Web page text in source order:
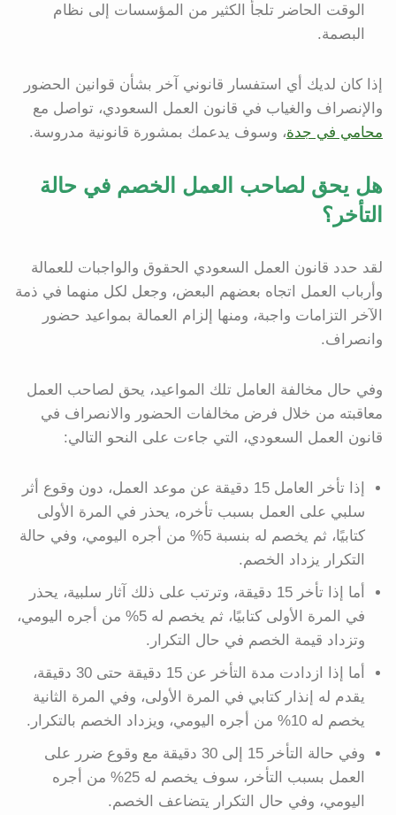
الوقت الحاضر تلجأ الكثير من المؤسسات إلى نظام
البصمة.
إذا كان لديك أي استفسار قانوني آخر بشأن قوانين الحضور
والإنصراف والغياب في قانون العمل السعودي، تواصل مع
محامي في جدة، وسوف يدعمك بمشورة قانونية مدروسة.
هل يحق لصاحب العمل الخصم في حالة
التأخر؟
لقد حدد قانون العمل السعودي الحقوق والواجبات للعمالة
وأرباب العمل اتجاه بعضهم البعض، وجعل لكل منهما في ذمة
الآخر التزامات واجبة، ومنها إلزام العمالة بمواعيد حضور
وانصراف.
وفي حال مخالفة العامل تلك المواعيد، يحق لصاحب العمل
معاقبته من خلال فرض مخالفات الحضور والانصراف في
قانون العمل السعودي، التي جاءت على النحو التالي:
إذا تأخر العامل 15 دقيقة عن موعد العمل، دون وقوع أثر
سلبي على العمل بسبب تأخره، يحذر في المرة الأولى
كتابيًا، ثم يخصم له بنسبة 5% من أجره اليومي، وفي حالة
التكرار يزداد الخصم.
أما إذا تأخر 15 دقيقة، وترتب على ذلك آثار سلبية، يحذر
في المرة الأولى كتابيًا، ثم يخصم له 5% من أجره اليومي،
وتزداد قيمة الخصم في حال التكرار.
أما إذا ازدادت مدة التأخر عن 15 دقيقة حتى 30 دقيقة،
يقدم له إنذار كتابي في المرة الأولى، وفي المرة الثانية
يخصم له 10% من أجره اليومي، ويزداد الخصم بالتكرار.
وفي حالة التأخر 15 إلى 30 دقيقة مع وقوع ضرر على
العمل بسبب التأخر، سوف يخصم له 25% من أجره
اليومي، وفي حال التكرار يتضاعف الخصم.